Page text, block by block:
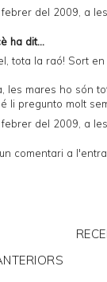
del 2009, a
ha dit...
tota la raó! Sort
les mares ho són
li pregunto molt
del 2009, a
comentari a